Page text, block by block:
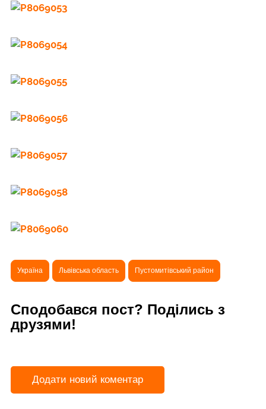
Україна Львівська область Пустомитівський район
Сподобався пост? Поділись з
друзями!
Додати новий коментар